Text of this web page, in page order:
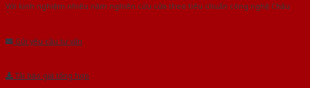
Với kinh nghiệm nhiêu năm nghiên cứu cửa theo tiêu chuẩn công nghệ Châu
Gửi yêu cầu tư vấn
Tải báo giá tổng hợp